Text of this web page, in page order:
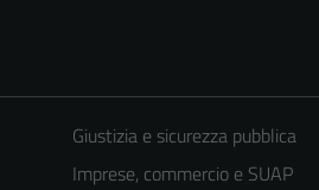
Giustizia e sicurezza pubblica
Imprese, commercio e SUAP